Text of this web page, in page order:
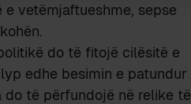
vetëmjaftueshme, sepse
do të fitojë cilësitë e
edhe besimin e patundur
të përfundojë në relike të